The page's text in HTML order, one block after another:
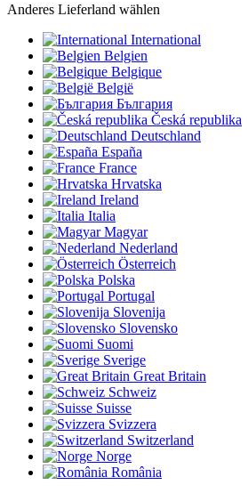
Anderes Lieferland wählen
International
Belgien
Belgique
België
България
Česká republika
Deutschland
España
France
Hrvatska
Ireland
Italia
Magyar
Nederland
Österreich
Polska
Portugal
Slovenija
Slovensko
Suomi
Sverige
Great Britain
Schweiz
Suisse
Svizzera
Switzerland
Norge
România